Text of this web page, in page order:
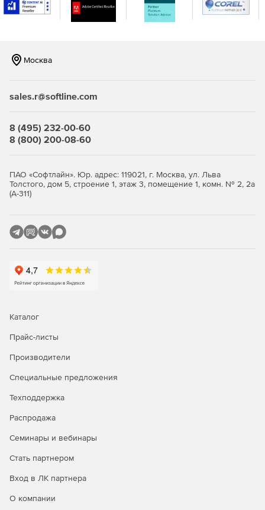
Москва
sales.r@softline.com
8 (495) 232-00-60
8 (800) 200-08-60
ПАО «Софтлайн». Юр. адрес: 119021, г. Москва, ул. Льва
Толстого, дом 5, строение 1, этаж 3, помещение 1, комн. № 2, 2а
(А-311)
Каталог
Прайс-листы
Производители
Специальные предложения
Техподдержка
Распродажа
Семинары и вебинары
Стать партнером
Вход в ЛК партнера
О компании